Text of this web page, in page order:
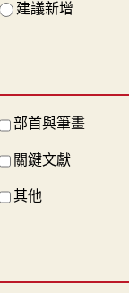
建議新增
部首與筆畫
關鍵文獻
其他